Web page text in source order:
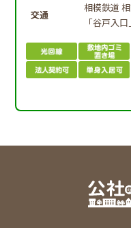
交通
相模鉄道
「谷戸入